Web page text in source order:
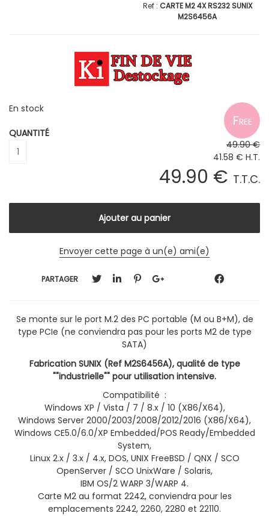
CARTE M2 4X RS232 SUNIX
M2S6456A
49.90 €
41.58 € H.T.
49.90 € T.T.C.
En stock
QUANTITÉ
Envoyer cette page à un(e) ami(e)
PARTAGER
Se monte sur le port M.2 des PC portable (M ou B+M), de
type PCIe (ne conviendra pas pour les ports M2 de type
SATA)
Fabrication SUNIX (Ref M2S6456A), qualité de type
""industrielle"" pour utilisation intensive.
Compatibilité :
Windows XP / Vista / 7 / 8.x / 10 (X86/X64),
Windows Server 2000/2003/2008/2012/2016 (X86/X64),
Windows CE5.0/6.0/XP Embedded/POS Ready/Embedded
System,
Linux 2.x / 3.x / 4.x, DOS, UNIX FreeBSD / QNX / SCO
OpenServer / SCO UnixWare / Solaris,
IBM OS/2 WARP 3/WARP 4.
Carte M2 au format 2242, conviendra pour les
emplacements 2242, 2260, 2280 et 22110.